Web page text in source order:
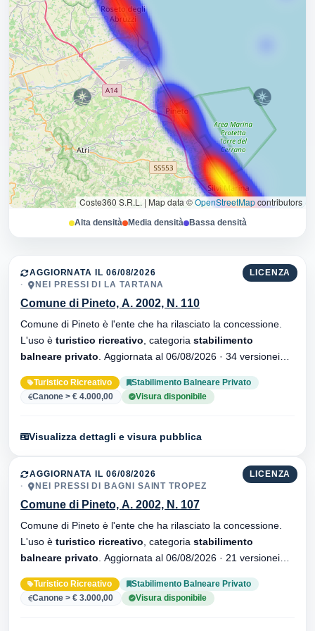
Coste360 S.R.L. | Map data ©OpenStreetMapcontributors
Alta densità Media densità Bassa densità
LICENZA
AGGIORNATA IL 06/08/2026
NEI PRESSI DI LA TARTANA
Comune di Pineto, A. 2002, N. 110
Comune di Pineto è l'ente che ha rilasciato la concessione.
L'uso è turistico ricreativo , categoria stabilimento
balneare privato
Turistico Ricreativo
Stabilimento Balneare Privato
Canone > € 4.000,00
Visura disponibile
Visualizza dettagli e visura pubblica
LICENZA
AGGIORNATA IL 06/08/2026
NEI PRESSI DI BAGNI SAINT TROPEZ
Comune di Pineto, A. 2002, N. 107
Comune di Pineto è l'ente che ha rilasciato la concessione.
L'uso è turistico ricreativo , categoria stabilimento
balneare privato
Turistico Ricreativo
Stabilimento Balneare Privato
Canone > € 3.000,00
Visura disponibile